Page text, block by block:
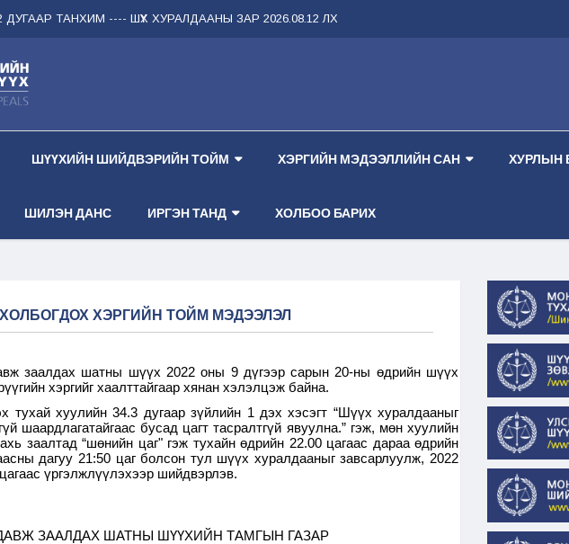
ТАНХИМ ---- ШҮҮХ ХУРАЛДААНЫ ЗАР 2026.08.12 ЛХАГВА ГАРАГ 2 ДУГААР ТАНХИМ -- -- ШҮҮХ
ШҮҮХИЙН ШИЙДВЭРИЙН ТОЙМ ХЭРГИЙН МЭДЭЭЛЛИЙН САН ХУРЛЫН
ШИЛЭН ДАНС ИРГЭН ТАНД ХОЛБОО БАРИХ
ХЭРГИЙН ТОЙМ МЭДЭЭЛЭЛ
заалдах шатны шүүх 2022 оны 9 дүгээр сарын 20-ны өдрийн шүүх
хэргийг хаалттайгаар хянан хэлэлцэж байна.
тухай хуулийн 34.3 дугаар зүйлийн 1 дэх хэсэгт “Шүүх хуралдааныг
шаардлагатайгаас бусад цагт тасралтгүй явуулна.” гэж, мөн хуулийн
заалтад “шөнийн цаг" гэж тухайн өдрийн 22.00 цагаас дараа өдрийн
дагуу 21:50 цаг болсон тул шүүх хуралдааныг завсарлуулж, 2022
үргэлжлүүлэхээр шийдвэрлэв.
ЗААЛДАХ ШАТНЫ ШҮҮХИЙН ТАМГЫН ГАЗАР